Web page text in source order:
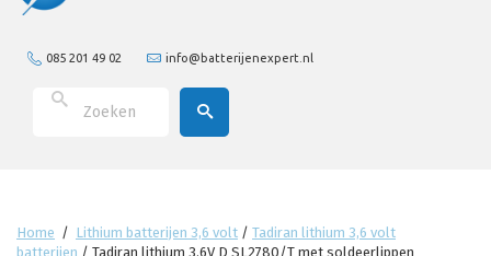
085 201 49 02 info@batterijenexpert.nl
Home / Lithium batterijen 3,6 volt / Tadiran lithium 3,6 volt
batterijen / Tadiran lithium 3.6V D SL2780/T met soldeerlippen